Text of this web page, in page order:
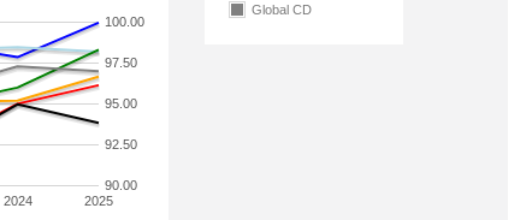
2024 2025
90.00
92.50
95.00
97.50
100.00
Global CD